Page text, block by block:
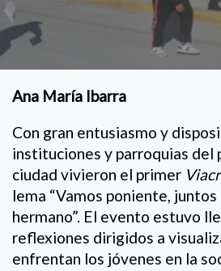
Ana María Ibarra
Con gran entusiasmo y
instituciones y parroquias del
ciudad vivieron el primer
lema “Vamos poniente,
hermano”. El evento estuvo
reflexiones dirigidos a
enfrentan los jóvenes en la